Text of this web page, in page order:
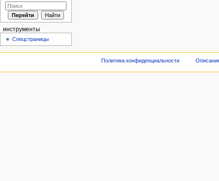
инструменты
Спецстраницы
Политика конфиденциальности